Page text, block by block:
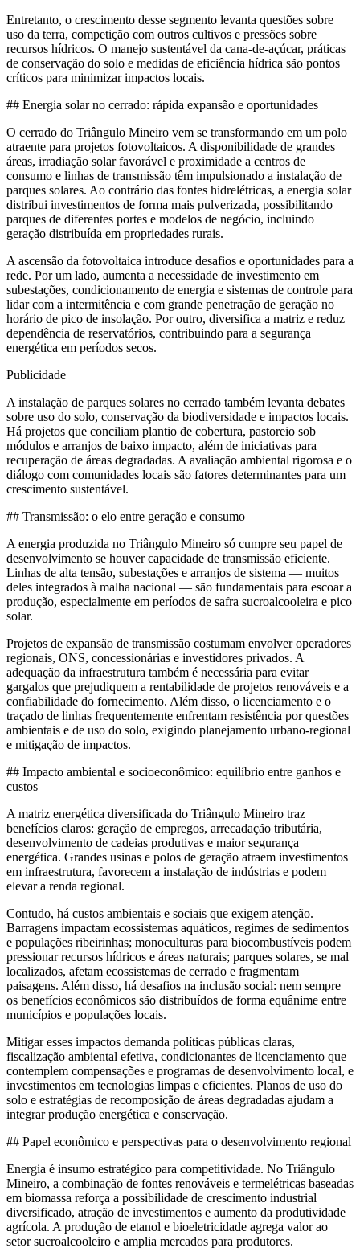
Entretanto, o crescimento desse segmento levanta questões sobre
uso da terra, competição com outros cultivos e pressões sobre
recursos hídricos. O manejo sustentável da cana-de-açúcar, práticas
de conservação do solo e medidas de eficiência hídrica são pontos
críticos para minimizar impactos locais.
## Energia solar no cerrado: rápida expansão e oportunidades
O cerrado do Triângulo Mineiro vem se transformando em um polo
atraente para projetos fotovoltaicos. A disponibilidade de grandes
áreas, irradiação solar favorável e proximidade a centros de
consumo e linhas de transmissão têm impulsionado a instalação de
parques solares. Ao contrário das fontes hidrelétricas, a energia solar
distribui investimentos de forma mais pulverizada, possibilitando
parques de diferentes portes e modelos de negócio, incluindo
geração distribuída em propriedades rurais.
A ascensão da fotovoltaica introduce desafios e oportunidades para a
rede. Por um lado, aumenta a necessidade de investimento em
subestações, condicionamento de energia e sistemas de controle para
lidar com a intermitência e com grande penetração de geração no
horário de pico de insolação. Por outro, diversifica a matriz e reduz
dependência de reservatórios, contribuindo para a segurança
energética em períodos secos.
Publicidade
A instalação de parques solares no cerrado também levanta debates
sobre uso do solo, conservação da biodiversidade e impactos locais.
Há projetos que conciliam plantio de cobertura, pastoreio sob
módulos e arranjos de baixo impacto, além de iniciativas para
recuperação de áreas degradadas. A avaliação ambiental rigorosa e o
diálogo com comunidades locais são fatores determinantes para um
crescimento sustentável.
## Transmissão: o elo entre geração e consumo
A energia produzida no Triângulo Mineiro só cumpre seu papel de
desenvolvimento se houver capacidade de transmissão eficiente.
Linhas de alta tensão, subestações e arranjos de sistema — muitos
deles integrados à malha nacional — são fundamentais para escoar a
produção, especialmente em períodos de safra sucroalcooleira e pico
solar.
Projetos de expansão de transmissão costumam envolver operadores
regionais, ONS, concessionárias e investidores privados. A
adequação da infraestrutura também é necessária para evitar
gargalos que prejudiquem a rentabilidade de projetos renováveis e a
confiabilidade do fornecimento. Além disso, o licenciamento e o
traçado de linhas frequentemente enfrentam resistência por questões
ambientais e de uso do solo, exigindo planejamento urbano-regional
e mitigação de impactos.
## Impacto ambiental e socioeconômico: equilíbrio entre ganhos e
custos
A matriz energética diversificada do Triângulo Mineiro traz
benefícios claros: geração de empregos, arrecadação tributária,
desenvolvimento de cadeias produtivas e maior segurança
energética. Grandes usinas e polos de geração atraem investimentos
em infraestrutura, favorecem a instalação de indústrias e podem
elevar a renda regional.
Contudo, há custos ambientais e sociais que exigem atenção.
Barragens impactam ecossistemas aquáticos, regimes de sedimentos
e populações ribeirinhas; monoculturas para biocombustíveis podem
pressionar recursos hídricos e áreas naturais; parques solares, se mal
localizados, afetam ecossistemas de cerrado e fragmentam
paisagens. Além disso, há desafios na inclusão social: nem sempre
os benefícios econômicos são distribuídos de forma equânime entre
municípios e populações locais.
Mitigar esses impactos demanda políticas públicas claras,
fiscalização ambiental efetiva, condicionantes de licenciamento que
contemplem compensações e programas de desenvolvimento local, e
investimentos em tecnologias limpas e eficientes. Planos de uso do
solo e estratégias de recomposição de áreas degradadas ajudam a
integrar produção energética e conservação.
## Papel econômico e perspectivas para o desenvolvimento regional
Energia é insumo estratégico para competitividade. No Triângulo
Mineiro, a combinação de fontes renováveis e termelétricas baseadas
em biomassa reforça a possibilidade de crescimento industrial
diversificado, atração de investimentos e aumento da produtividade
agrícola. A produção de etanol e bioeletricidade agrega valor ao
setor sucroalcooleiro e amplia mercados para produtores.